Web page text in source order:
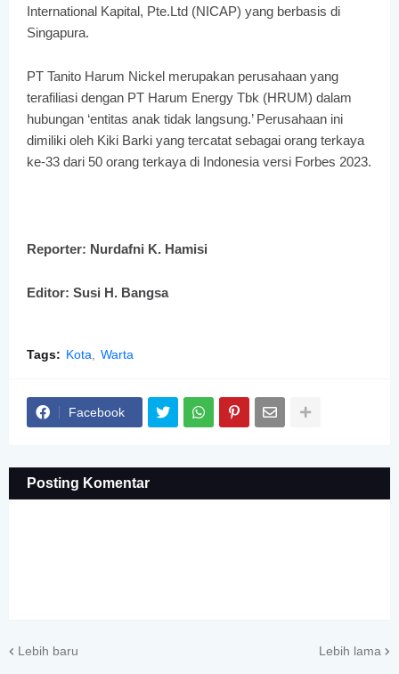
International Kapital, Pte.Ltd (NICAP) yang berbasis di
Singapura.
PT Tanito Harum Nickel merupakan perusahaan yang
terafiliasi dengan PT Harum Energy Tbk (HRUM) dalam
hubungan ‘entitas anak tidak langsung.’ Perusahaan ini
dimiliki oleh Kiki Barki yang tercatat sebagai orang terkaya
ke-33 dari 50 orang terkaya di Indonesia versi Forbes 2023.
Reporter: Nurdafni K. Hamisi
Editor: Susi H. Bangsa
Tags: Kota Warta
Facebook
Posting Komentar
Lebih baru Lebih lama